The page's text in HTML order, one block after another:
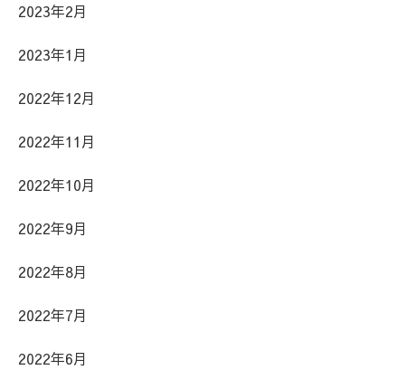
2023年2月
2023年1月
2022年12月
2022年11月
2022年10月
2022年9月
2022年8月
2022年7月
2022年6月